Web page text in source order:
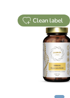
clean label